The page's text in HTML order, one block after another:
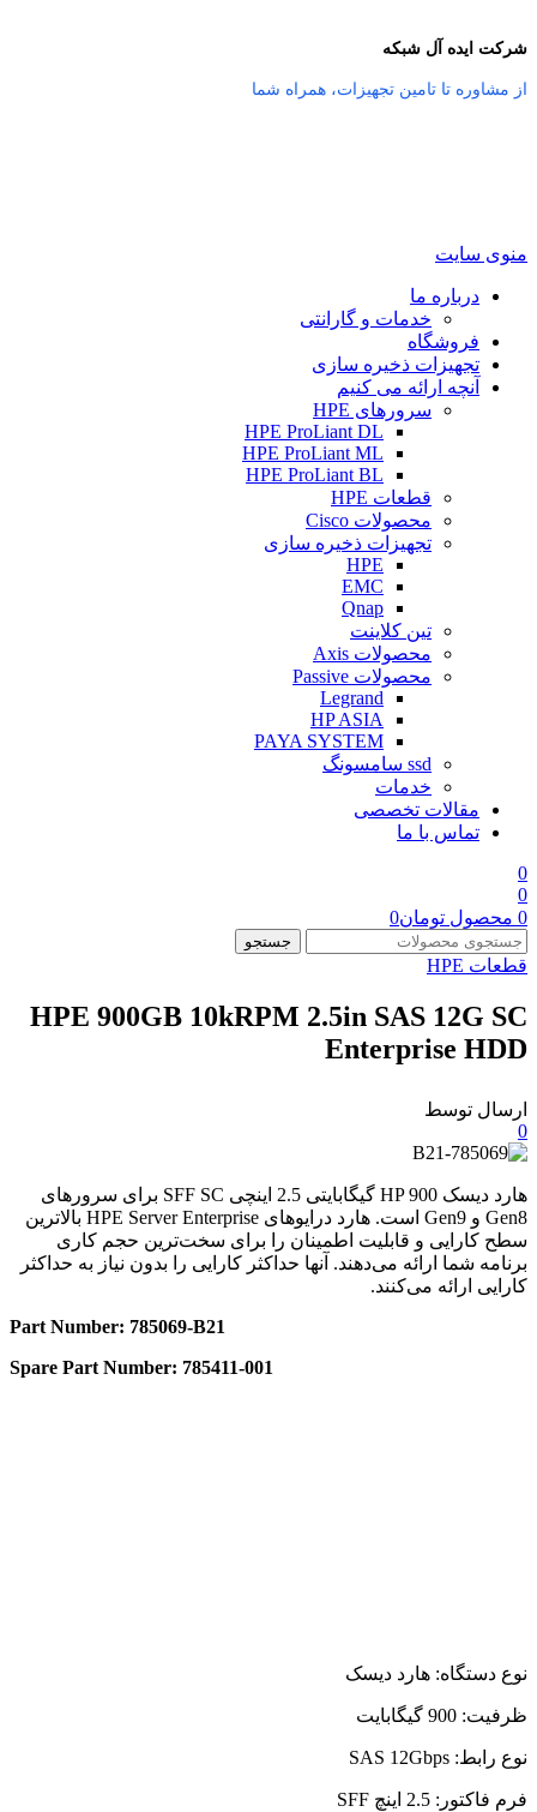
شرکت ایده آل شبکه
از مشاوره تا تامین تجهیزات، همراه شما
منوی سایت
درباره ما
خدمات و گارانتی
فروشگاه
تجهیزات ذخیره سازی
آنچه ارائه می کنیم
سرورهای HPE
HPE ProLiant DL
HPE ProLiant ML
HPE ProLiant BL
قطعات HPE
محصولات Cisco
تجهیزات ذخیره سازی
HPE
EMC
Qnap
تین کلاینت
محصولات Axis
محصولات Passive
Legrand
HP ASIA
PAYA SYSTEM
ssd سامسونگ
خدمات
مقالات تخصصی
تماس با ما
0
0
0 محصول تومان0
جستجو
قطعات HPE
HPE 900GB 10kRPM 2.5in SAS 12G SC
Enterprise HDD
ارسال توسط
0
هارد دیسک HP 900 گیگابایتی 2.5 اینچی SFF SC برای سرورهای
Gen8 و Gen9 است. هارد درایوهای HPE Server Enterprise بالاترین
سطح کارایی و قابلیت اطمینان را برای سخت‌ترین حجم کاری
برنامه شما ارائه می‌دهند. آنها حداکثر کارایی را بدون نیاز به حداکثر
کارایی ارائه می‌کنند.
Part Number: 785069-B21
Spare Part Number: 785411-001
نوع دستگاه: هارد دیسک
ظرفیت: 900 گیگابایت
نوع رابط: SAS 12Gbps
فرم فاکتور: 2.5 اینچ SFF